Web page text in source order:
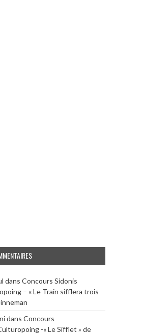
dans Concours Sidonis
– « Le Train sifflera trois
dans Concours
-« Le Sifflet » de